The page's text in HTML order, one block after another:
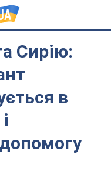
Сирію:
в